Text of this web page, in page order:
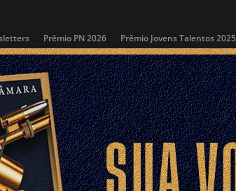
Prêmio PN 2026 Prêmio Jovens Talentos 2025